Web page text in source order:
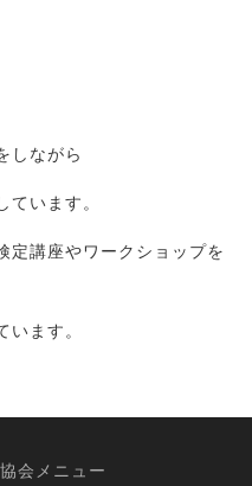
しながら
います。
定講座やワークショップを
います。
会メニュー